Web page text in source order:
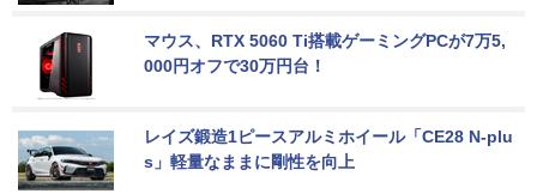
マウス、RTX 5060 Ti搭載ゲーミングPCが7万5,
000円オフで30万円台！
レイズ鍛造1ピースアルミホイール「CE28 N-plu
s」軽量なままに剛性を向上